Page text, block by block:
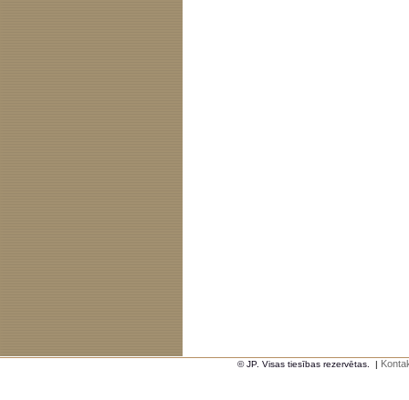
© JP. Visas tiesības rezervētas. |